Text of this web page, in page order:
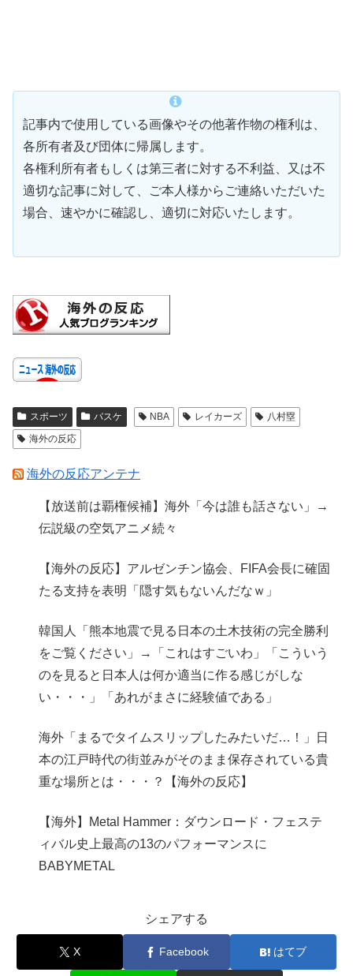
記事内で使用している画像やその他著作物の権利は、
各所有者及び団体に帰属します。
各権利所有者もしくは第三者に対する不利益、又は不
適切な記事に対して、ご本人様からご連絡いただいた
場合、速やかに確認し、適切に対応いたします。
スポーツ バスケ NBA レイカーズ
八村塁
海外の反応
海外の反応アンテナ
【放送前は覇権候補】海外「今は誰も話さない」→
伝説級の空気アニメ続々
【海外の反応】アルゼンチン協会、FIFA会長に確固
たる支持を表明「隠す気もないんだなｗ」
韓国人「熊本地震で見る日本の土木技術の完全勝利
をご覧ください」→「これはすごいわ」「こういう
のを見ると日本人は何か適当に作る感じがしな
い・・・」「あれがまさに経験値である」
海外「まるでタイムスリップしたみたいだ…！」日
本の江戸時代の街並みがそのまま保存されている貴
重な場所とは・・・？【海外の反応】
【海外】Metal Hammer：ダウンロード・フェステ
ィバル史上最高の13のパフォーマンスに
BABYMETAL
シェアする
X Facebook はてブ